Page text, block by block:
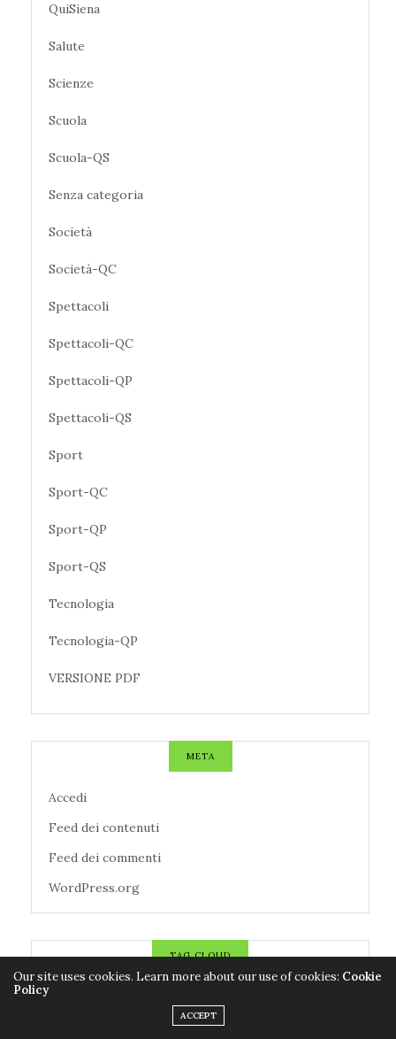
QuiSiena
Salute
Scienze
Scuola
Scuola-QS
Senza categoria
Società
Società-QC
Spettacoli
Spettacoli-QC
Spettacoli-QP
Spettacoli-QS
Sport
Sport-QC
Sport-QP
Sport-QS
Tecnologia
Tecnologia-QP
VERSIONE PDF
META
Accedi
Feed dei contenuti
Feed dei commenti
WordPress.org
TAG CLOUD
CENTROMETEOITALIANO
Our site uses cookies. Learn more about our use of cookies: Cookie
Policy
ACCEPT